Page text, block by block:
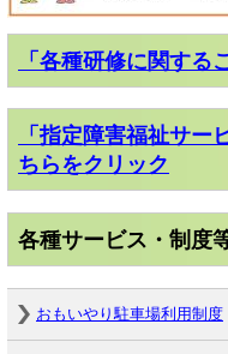
「各種研修に関する
「指定障害福祉サ
ちらをクリック
各種サービス・制度
おもいやり駐車場利用制度